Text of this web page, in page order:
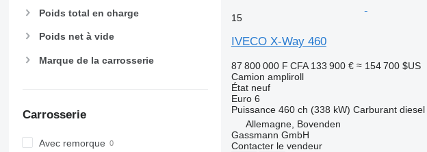
Poids total en charge
Poids net à vide
Marque de la carrosserie
Carrosserie
Avec remorque
15
IVECO X-Way 460
87 800 000 F CFA 133 900 € ≈ 154 700 $US
Camion ampliroll
Étatneuf
Euro 6
Puissance 460 ch (338 kW) Carburant diesel
Allemagne, Bovenden
Gassmann GmbH
Contacter le vendeur